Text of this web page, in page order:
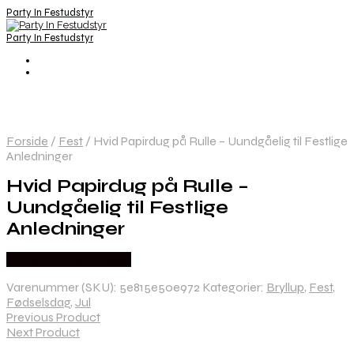
Party In Festudstyr
Party In Festudstyr
Forside / Fest / Hvid Papirdug på Rulle – Uundgåelig til Festlige
Anledninger
Hvid Papirdug på Rulle –
Uundgåelig til Festlige
Anledninger
Varenummer (SKU): 5e815e50e972 Kategorier: Bryllup, Fest,
Fødselsdag, Jul
Previous Product
Next Product